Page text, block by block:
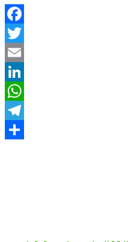
Facebook
Twitter
Email
LinkedIn
WhatsApp
Telegram